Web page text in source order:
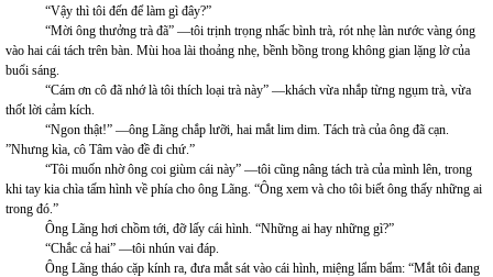
“Vậy thì tôi đến để làm gì đây?”
“Mời ông thưởng trà đã” —tôi trịnh trọng nhấc bình trà, rót nhẹ làn nước vàng óng
vào hai cái tách trên bàn. Mùi hoa lài thoảng nhẹ, bềnh bồng trong không gian lặng lờ của
buổi sáng.
“Cám ơn cô đã nhớ là tôi thích loại trà này” —khách vừa nhắp từng ngụm trà, vừa
thốt lời cảm kích.
“Ngon thật!” —ông Lãng chắp lưỡi, hai mắt lim dim. Tách trà của ông đã cạn.
”Nhưng kìa, cô Tâm vào đề đi chứ.”
“Tôi muốn nhờ ông coi giùm cái này” —tôi cũng nâng tách trà của mình lên, trong
khi tay kia chìa tấm hình về phía cho ông Lãng. “Ông xem và cho tôi biết ông thấy những ai
trong đó.”
Ông Lãng hơi chồm tới, đỡ lấy cái hình. “Những ai hay những gì?”
“Chắc cả hai” —tôi nhún vai đáp.
Ông Lãng tháo cặp kính ra, đưa mắt sát vào cái hình, miệng lẩm bẩm: “Mắt tôi đang